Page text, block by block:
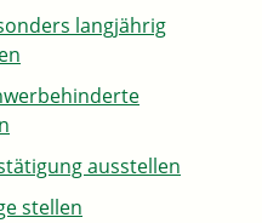
langjährig
ausstellen
stellen